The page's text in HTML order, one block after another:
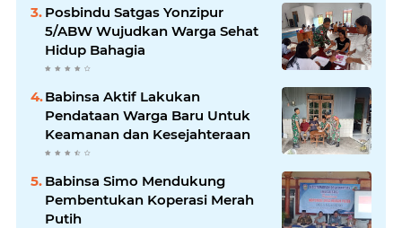
Posbindu Satgas Yonzipur
5/ABW Wujudkan Warga Sehat
Hidup Bahagia
Babinsa Aktif Lakukan
Pendataan Warga Baru Untuk
Keamanan dan Kesejahteraan
Babinsa Simo Mendukung
Pembentukan Koperasi Merah
Putih